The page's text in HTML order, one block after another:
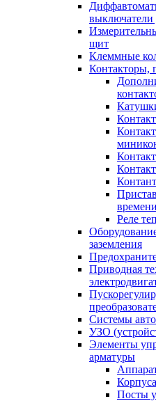
выключатели
щит
Клеммные
Контакторы,
времени
Реле
заземления
Приводная
Системы
УЗО
Элементы
арматуры
Посты